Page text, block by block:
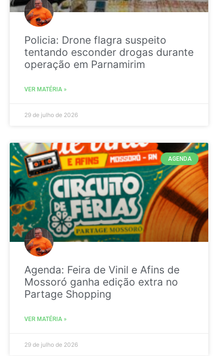
Policia: Drone flagra suspeito
tentando esconder drogas durante
operação em Parnamirim
VER MATÉRIA »
29 de julho de 2026
AGENDA
Agenda: Feira de Vinil e Afins de
Mossoró ganha edição extra no
Partage Shopping
VER MATÉRIA »
29 de julho de 2026